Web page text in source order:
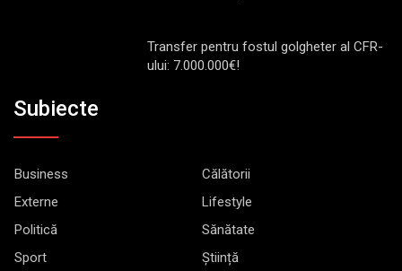
Transfer pentru fostul golgheter al CFR-
ului: 7.000.000€!
Subiecte
Business
Călătorii
Externe
Lifestyle
Politică
Sănătate
Sport
Știință